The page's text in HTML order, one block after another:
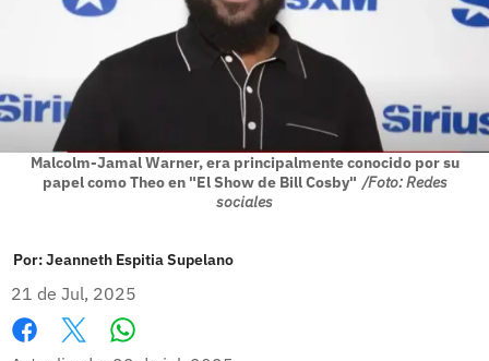
Malcolm-Jamal Warner, era principalmente conocido por su
papel como Theo en "El Show de Bill Cosby" /Foto: Redes
sociales
Por:Jeanneth Espitia Supelano
21 de Jul, 2025
Facebook
X